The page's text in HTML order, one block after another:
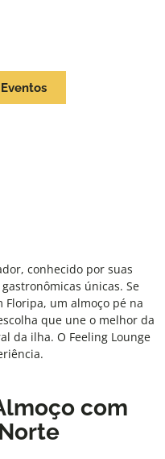
conhecido por suas
únicas. Se
Floripa, um almoço pé na
que une o melhor da
da ilha. O Feeling Lounge
com